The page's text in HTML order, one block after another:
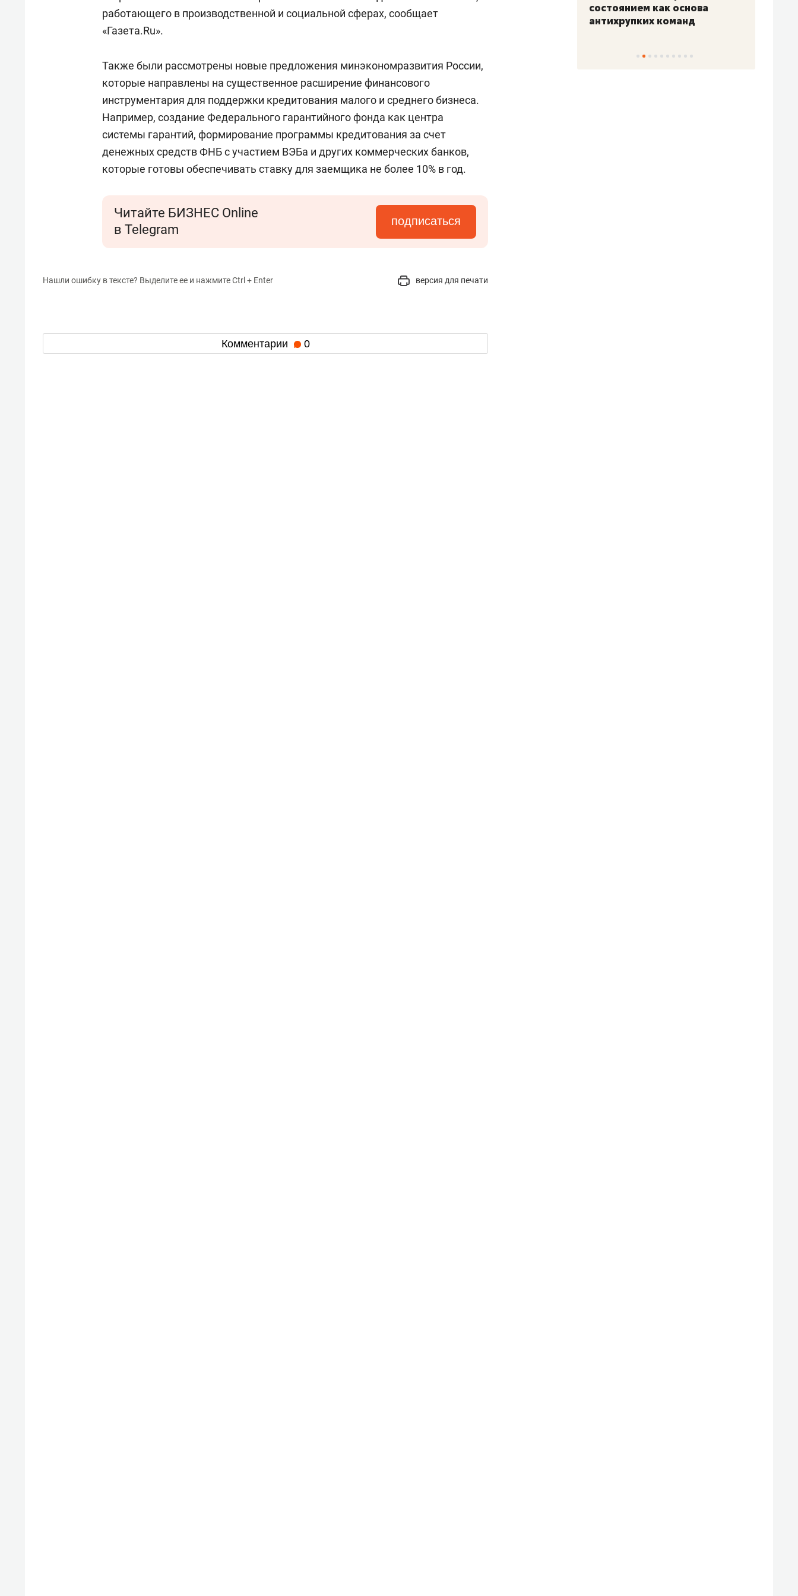
работающего в производственной и социальной сферах, сообщает
«Газета.Ru».
Также были рассмотрены новые предложения минэкономразвития России,
которые направлены на существенное расширение финансового
инструментария для поддержки кредитования малого и среднего бизнеса.
Например, создание Федерального гарантийного фонда как центра
системы гарантий, формирование программы кредитования за счет
денежных средств ФНБ с участием ВЭБа и других коммерческих банков,
которые готовы обеспечивать ставку для заемщика не более 10% в год.
Читайте БИЗНЕС Online
в Telegram
подписаться
Нашли ошибку в тексте? Выделите ее и нажмите Ctrl + Enter версия для печати
Комментарии 0
состоянием как основа
антихрупких команд
«Гонка Героев»